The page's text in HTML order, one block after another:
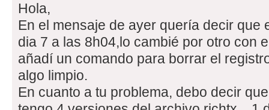
Hola,
En el mensaje de ayer quería decir que
dia 7 a las 8h04,lo cambié por otro con
añadí un comando para borrar el
algo limpio.
En cuanto a tu problema, debo decir